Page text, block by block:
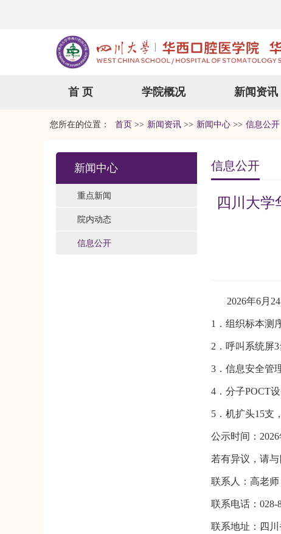
首 页 学院概况 新闻资讯
您所在的位置： 首页 >> 新闻资讯 >> 新闻中心 >> 信息公开
新闻中心
重点新闻
院内动态
信息公开
信息公开
四川大
2026年6月 24
1．组织标本测
2． 呼叫系统屏3
3 ．信息安全管
4 ．分子POCT
5 ．机扩头15支
公示时间： 2026
若有异议，请
联系人：高老师
联系电话：028-
联系地址：四